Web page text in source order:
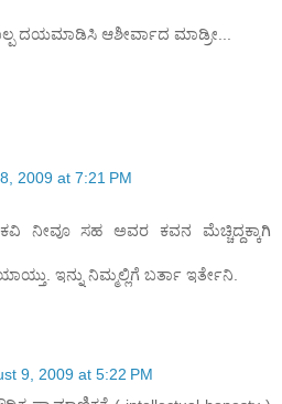
ದಯಮಾಡಿಸಿ ಆಶೀರ್ವಾದ ಮಾಡ್ರೀ...
2009 at 7:21 PM
ನೀವೂ ಸಹ ಅವರ ಕವನ ಮೆಚ್ಚಿದ್ದಕ್ಕಾಗಿ
ಇನ್ನು ನಿಮ್ಮಲ್ಲಿಗೆ ಬರ್ತಾ ಇರ್ತೇನಿ.
9, 2009 at 5:22 PM